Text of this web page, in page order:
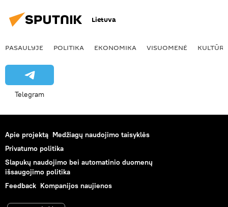
Lietuva
PASAULYJE POLITIKA EKONOMIKA VISUOMENĖ KULTŪRA
Telegram
Apie projektą Medžiagų naudojimo taisyklės
Privatumo politika
Slapukų naudojimo bei automatinio duomenų
išsaugojimo politika
Feedback Kompanijos naujienos